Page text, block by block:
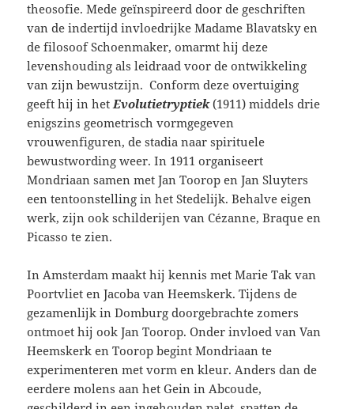
theosofie. Mede geïnspireerd door de geschriften
van de indertijd invloedrijke Madame Blavatsky en
de filosoof Schoenmaker, omarmt hij deze
levenshouding als leidraad voor de ontwikkeling
van zijn bewustzijn. Conform deze overtuiging
geeft hij in hetEvolutietryptiek(1911) middels drie
enigszins geometrisch vormgegeven
vrouwenfiguren, de stadia naar spirituele
bewustwording weer. In 1911 organiseert
Mondriaan samen met Jan Toorop en Jan Sluyters
een tentoonstelling in het Stedelijk. Behalve eigen
werk, zijn ook schilderijen van Cézanne, Braque en
Picasso te zien.
In Amsterdam maakt hij kennis met Marie Tak van
Poortvliet en Jacoba van Heemskerk. Tijdens de
gezamenlijk in Domburg doorgebrachte zomers
ontmoet hij ook Jan Toorop. Onder invloed van Van
Heemskerk en Toorop begint Mondriaan te
experimenteren met vorm en kleur. Anders dan de
eerdere molens aan het Gein in Abcoude,